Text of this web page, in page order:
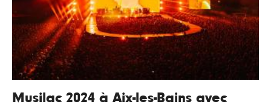
Musilac 2024 à Aix-les-Bains avec